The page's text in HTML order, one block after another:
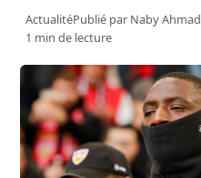
ActualitéPublié par Naby Ahmad
1 min de lecture